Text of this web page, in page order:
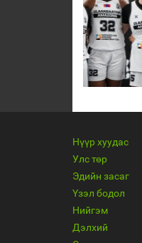
Нүүр хуудас
Улс төр
Эдийн засаг
Үзэл бодол
Нийгэм
Дэлхий